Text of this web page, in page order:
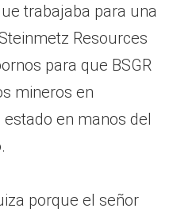
trabajaba para una
Resources
para que BSGR
mineros en
en manos del
porque el señor